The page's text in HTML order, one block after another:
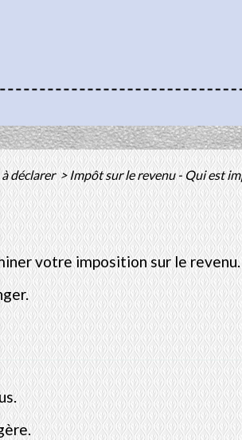
déclarer> Impôt sur le revenu - Qui est
votre imposition sur le revenu.